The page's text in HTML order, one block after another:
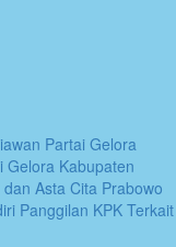
Partai Gelora
Gelora Kabupaten
Asta Cita Prabowo
Panggilan KPK Terkait